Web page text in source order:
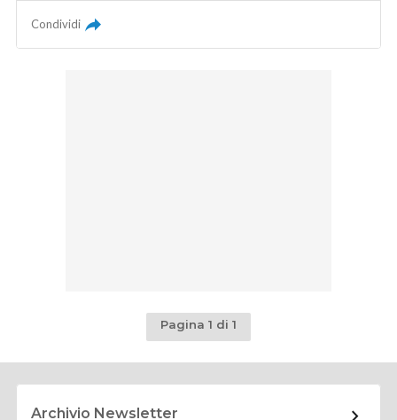
Condividi
Pagina 1 di 1
Archivio Newsletter